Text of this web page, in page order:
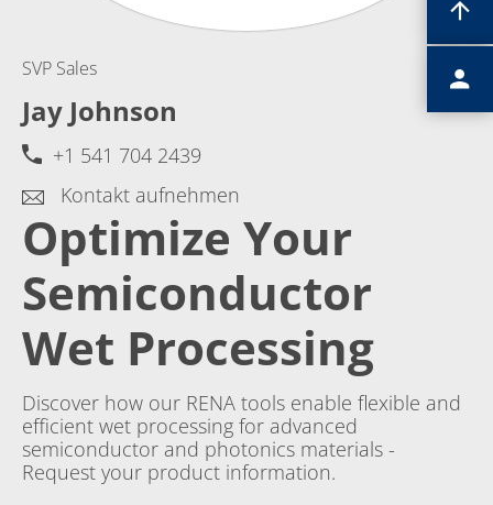
SVP Sales
Jay Johnson
+1 541 704 2439
Kontakt aufnehmen
Optimize Your
Semiconductor
Wet Processing
Discover how our RENA tools enable flexible and
efficient wet processing for advanced
semiconductor and photonics materials -
Request your product information.